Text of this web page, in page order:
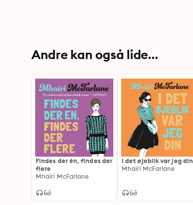
Andre kan også lide...
Findes der én, findes der
flere
Mhairi McFarlane
I det øjeblik var jeg din
Mhairi McFarlane